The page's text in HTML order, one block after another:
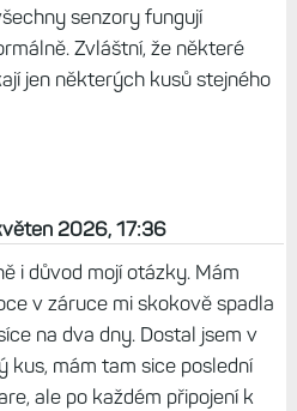
senzory fungují
Zvláštní, že některé
jen některých kusů stejného
2026, 17:36
i důvod mojí otázky. Mám
v záruce mi skokově spadla
na dva dny. Dostal jsem v
kus, mám tam sice poslední
ale po každém připojení k